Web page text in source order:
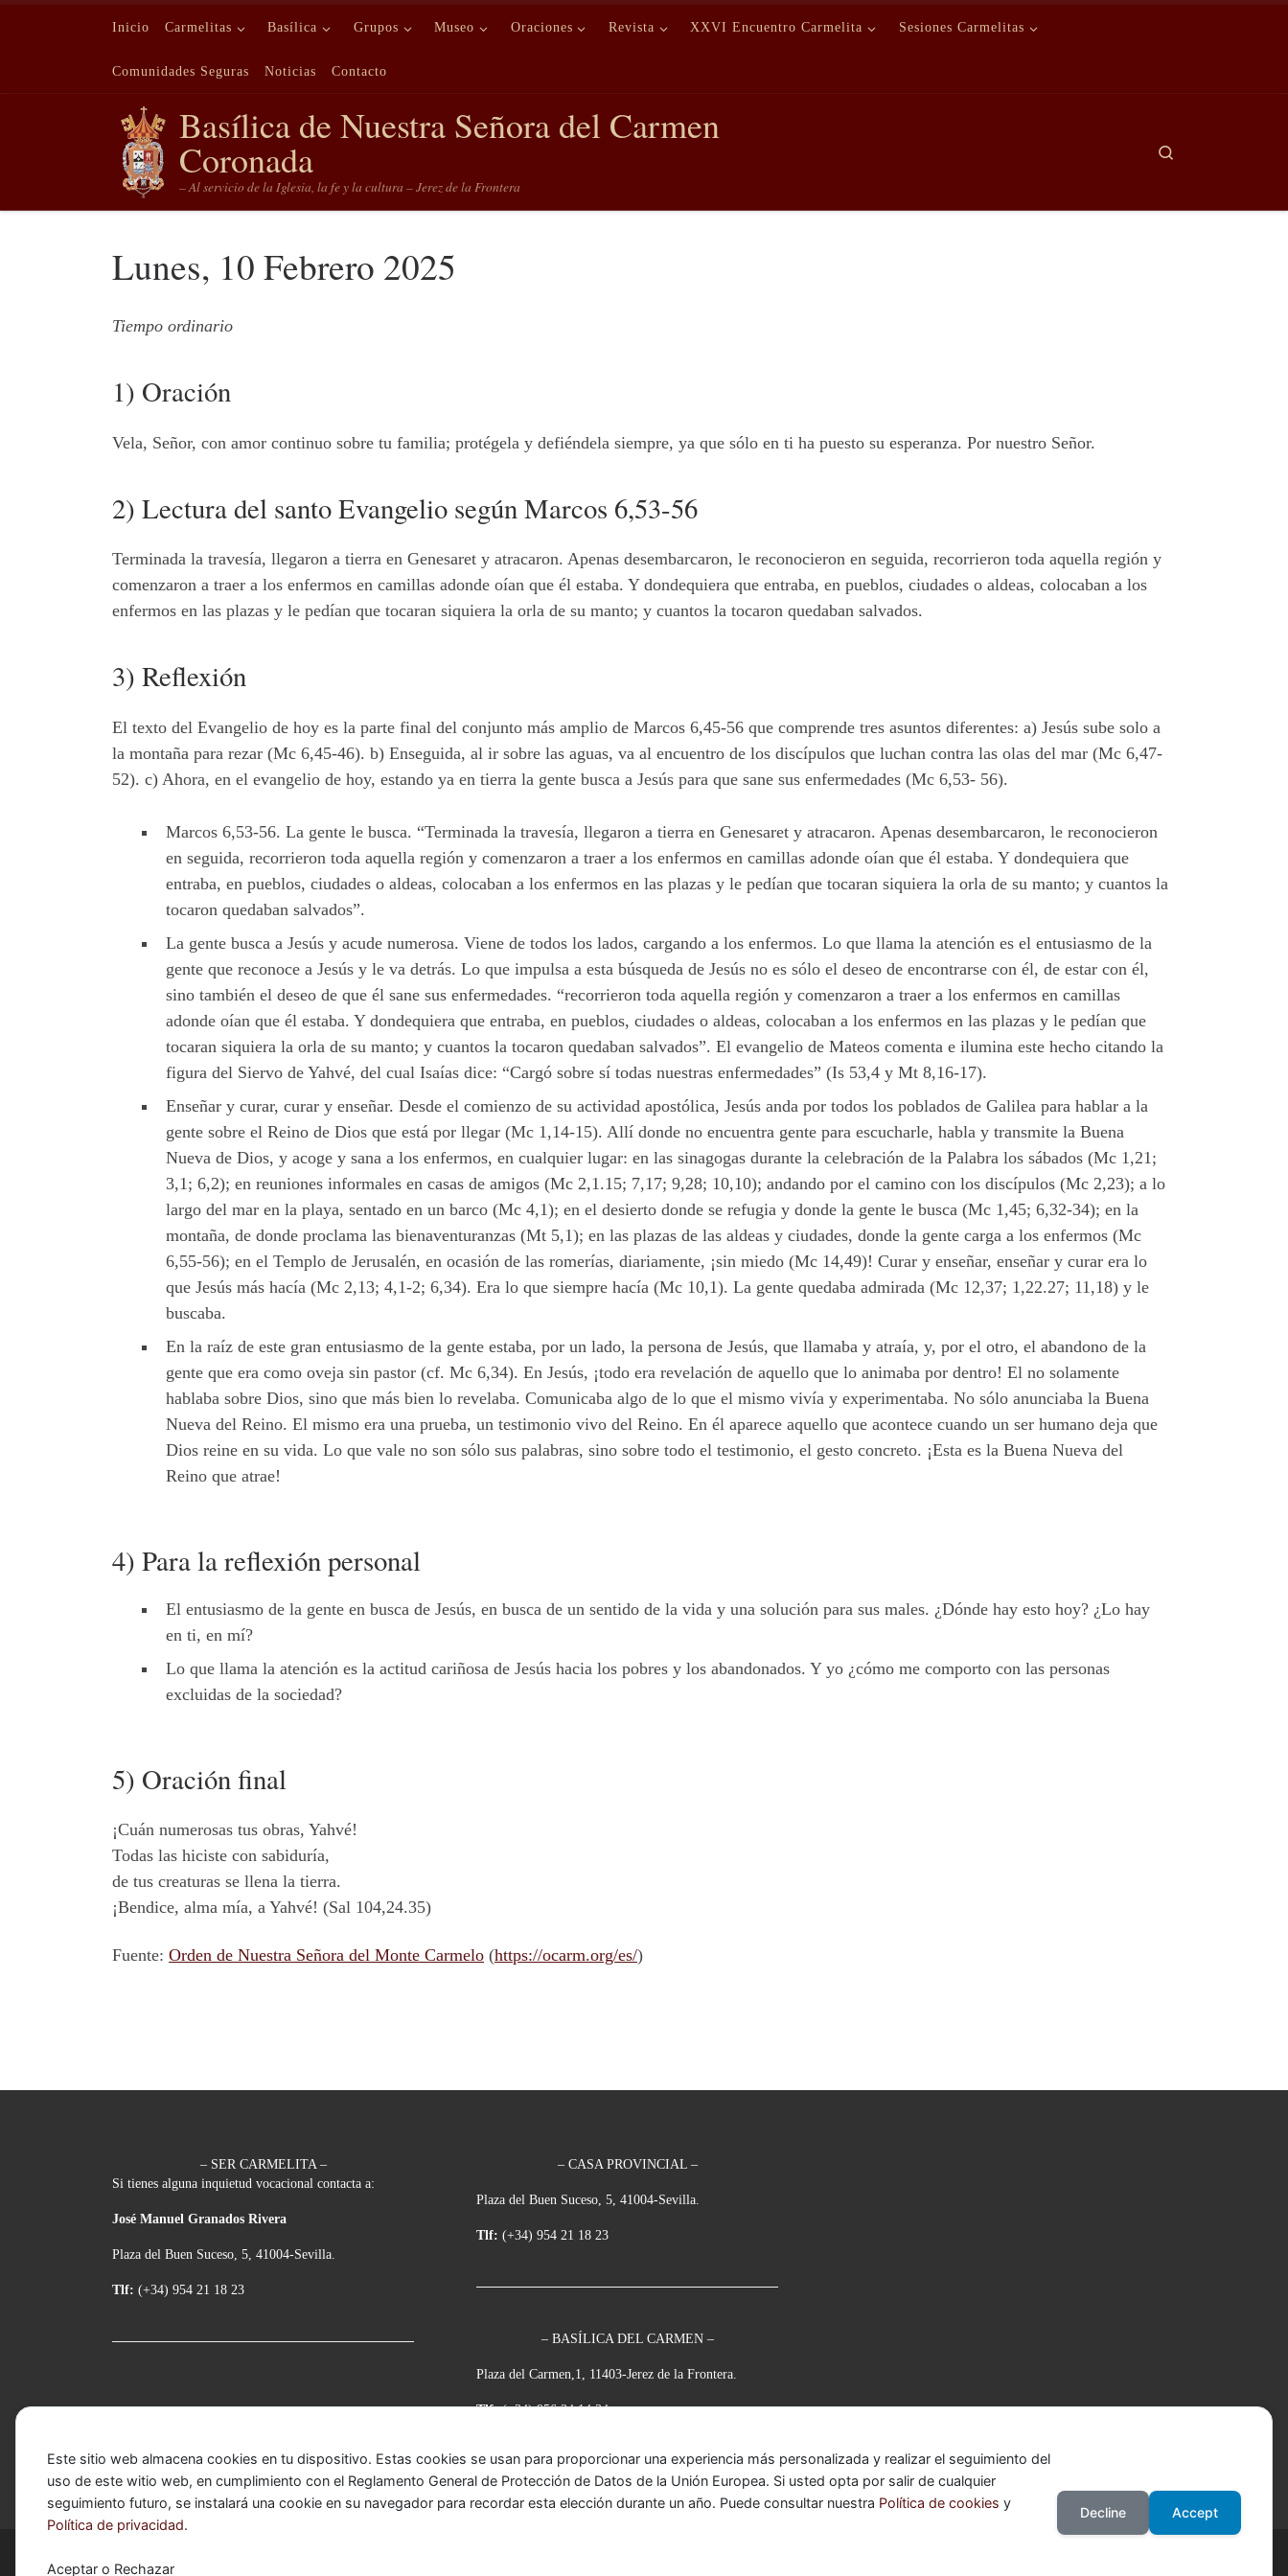
Saltar al contenido
Inicio Carmelitas Basílica Grupos Museo Oraciones Revista XXVI Encuentro Carmelita Sesiones Carmelitas
Comunidades Seguras Noticias Contacto
Basílica de Nuestra Señora del Carmen
Coronada
– Al servicio de la Iglesia, la fe y la cultura – Jerez de la Frontera
Lunes, 10 Febrero 2025
Tiempo ordinario
1) Oración
Vela, Señor, con amor continuo sobre tu familia; protégela y defiéndela siempre, ya que sólo en ti ha puesto su esperanza. Por nuestro Señor.
2) Lectura del santo Evangelio según Marcos 6,53-56
Terminada la travesía, llegaron a tierra en Genesaret y atracaron. Apenas desembarcaron, le reconocieron en seguida, recorrieron toda aquella región y
comenzaron a traer a los enfermos en camillas adonde oían que él estaba. Y dondequiera que entraba, en pueblos, ciudades o aldeas, colocaban a los
enfermos en las plazas y le pedían que tocaran siquiera la orla de su manto; y cuantos la tocaron quedaban salvados.
3) Reflexión
El texto del Evangelio de hoy es la parte final del conjunto más amplio de Marcos 6,45-56 que comprende tres asuntos diferentes: a) Jesús sube solo a
la montaña para rezar (Mc 6,45-46). b) Enseguida, al ir sobre las aguas, va al encuentro de los discípulos que luchan contra las olas del mar (Mc 6,47-
52). c) Ahora, en el evangelio de hoy, estando ya en tierra la gente busca a Jesús para que sane sus enfermedades (Mc 6,53- 56).
Marcos 6,53-56. La gente le busca. “Terminada la travesía, llegaron a tierra en Genesaret y atracaron. Apenas desembarcaron, le reconocieron
en seguida, recorrieron toda aquella región y comenzaron a traer a los enfermos en camillas adonde oían que él estaba. Y dondequiera que
entraba, en pueblos, ciudades o aldeas, colocaban a los enfermos en las plazas y le pedían que tocaran siquiera la orla de su manto; y cuantos la
tocaron quedaban salvados”.
La gente busca a Jesús y acude numerosa. Viene de todos los lados, cargando a los enfermos. Lo que llama la atención es el entusiasmo de la
gente que reconoce a Jesús y le va detrás. Lo que impulsa a esta búsqueda de Jesús no es sólo el deseo de encontrarse con él, de estar con él,
sino también el deseo de que él sane sus enfermedades. “recorrieron toda aquella región y comenzaron a traer a los enfermos en camillas
adonde oían que él estaba. Y dondequiera que entraba, en pueblos, ciudades o aldeas, colocaban a los enfermos en las plazas y le pedían que
tocaran siquiera la orla de su manto; y cuantos la tocaron quedaban salvados”. El evangelio de Mateos comenta e ilumina este hecho citando la
figura del Siervo de Yahvé, del cual Isaías dice: “Cargó sobre sí todas nuestras enfermedades” (Is 53,4 y Mt 8,16-17).
Enseñar y curar, curar y enseñar. Desde el comienzo de su actividad apostólica, Jesús anda por todos los poblados de Galilea para hablar a la
gente sobre el Reino de Dios que está por llegar (Mc 1,14-15). Allí donde no encuentra gente para escucharle, habla y transmite la Buena
Nueva de Dios, y acoge y sana a los enfermos, en cualquier lugar: en las sinagogas durante la celebración de la Palabra los sábados (Mc 1,21;
3,1; 6,2); en reuniones informales en casas de amigos (Mc 2,1.15; 7,17; 9,28; 10,10); andando por el camino con los discípulos (Mc 2,23); a lo
largo del mar en la playa, sentado en un barco (Mc 4,1); en el desierto donde se refugia y donde la gente le busca (Mc 1,45; 6,32-34); en la
montaña, de donde proclama las bienaventuranzas (Mt 5,1); en las plazas de las aldeas y ciudades, donde la gente carga a los enfermos (Mc
6,55-56); en el Templo de Jerusalén, en ocasión de las romerías, diariamente, ¡sin miedo (Mc 14,49)! Curar y enseñar, enseñar y curar era lo
que Jesús más hacía (Mc 2,13; 4,1-2; 6,34). Era lo que siempre hacía (Mc 10,1). La gente quedaba admirada (Mc 12,37; 1,22.27; 11,18) y le
buscaba.
En la raíz de este gran entusiasmo de la gente estaba, por un lado, la persona de Jesús, que llamaba y atraía, y, por el otro, el abandono de la
gente que era como oveja sin pastor (cf. Mc 6,34). En Jesús, ¡todo era revelación de aquello que lo animaba por dentro! El no solamente
hablaba sobre Dios, sino que más bien lo revelaba. Comunicaba algo de lo que el mismo vivía y experimentaba. No sólo anunciaba la Buena
Nueva del Reino. El mismo era una prueba, un testimonio vivo del Reino. En él aparece aquello que acontece cuando un ser humano deja que
Dios reine en su vida. Lo que vale no son sólo sus palabras, sino sobre todo el testimonio, el gesto concreto. ¡Esta es la Buena Nueva del
Reino que atrae!
4) Para la reflexión personal
El entusiasmo de la gente en busca de Jesús, en busca de un sentido de la vida y una solución para sus males. ¿Dónde hay esto hoy? ¿Lo hay
en ti, en mí?
Lo que llama la atención es la actitud cariñosa de Jesús hacia los pobres y los abandonados. Y yo ¿cómo me comporto con las personas
excluidas de la sociedad?
5) Oración final
¡Cuán numerosas tus obras, Yahvé!
Todas las hiciste con sabiduría,
de tus creaturas se llena la tierra.
¡Bendice, alma mía, a Yahvé! (Sal 104,24.35)
Fuente: Orden de Nuestra Señora del Monte Carmelo (https://ocarm.org/es/)
– SER CARMELITA –
Si tienes alguna inquietud vocacional contacta a:
José Manuel Granados Rivera
Plaza del Buen Suceso, 5, 41004-Sevilla.
Tlf: (+34) 954 21 18 23
– CASA PROVINCIAL –
Plaza del Buen Suceso, 5, 41004-Sevilla.
Tlf: (+34) 954 21 18 23
– BASÍLICA DEL CARMEN –
Plaza del Carmen,1, 11403-Jerez de la Frontera.
Tlf:(+34) 956 34 14 34
© 2026
Este sitio web almacena cookies en tu dispositivo. Estas cookies se usan para proporcionar una experiencia más personalizada y realizar el seguimiento del
uso de este witio web, en cumplimiento con el Reglamento General de Protección de Datos de la Unión Europea. Si usted opta por salir de cualquier
seguimiento futuro, se instalará una cookie en su navegador para recordar esta elección durante un año. Puede consultar nuestra Política de cookies y
Política de privacidad.
Aceptar o Rechazar
Decline Accept